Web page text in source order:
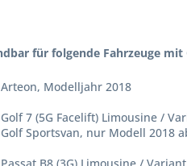
für folgende Fahrzeuge
Modelljahr 2018
7 (5G Facelift) Limousine /
Sportsvan, nur Modell 2018